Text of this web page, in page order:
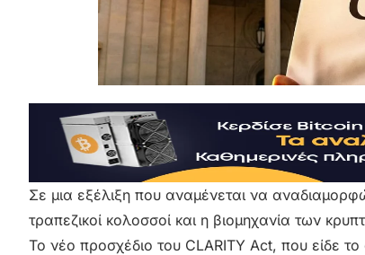
Σε μια εξέλιξη που αναμένεται να
τραπεζικοί κολοσσοί και η βιομηχανία των
Το νέο προσχέδιο του CLARITY Act, που είδε